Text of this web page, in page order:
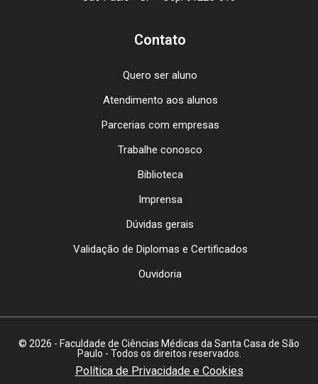
Contato
Quero ser aluno
Atendimento aos alunos
Parcerias com empresas
Trabalhe conosco
Biblioteca
Imprensa
Dúvidas gerais
Validação de Diplomas e Certificados
Ouvidoria
© 2026 - Faculdade de Ciências Médicas da Santa Casa de São
Paulo - Todos os direitos reservados.
Política de Privacidade e Cookies